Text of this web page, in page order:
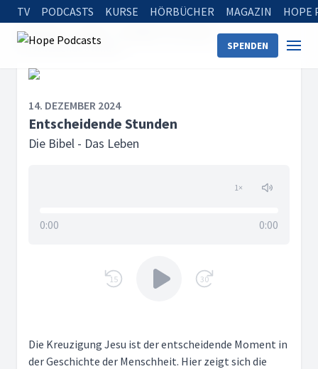
TV PODCASTS KURSE HÖRBÜCHER MAGAZIN HOPE
SPENDEN
Startseite
Entscheidende Stunden
14. DEZEMBER 2024
Entscheidende Stunden
Die Bibel - Das Leben
1×
0:00 0:00
15 30
Die Kreuzigung Jesu ist der entscheidende Moment in
der Geschichte der Menschheit. Hier zeigt sich die